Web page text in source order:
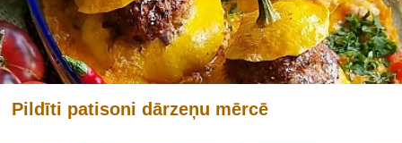
Pildīti patisoni dārzeņu mērcē